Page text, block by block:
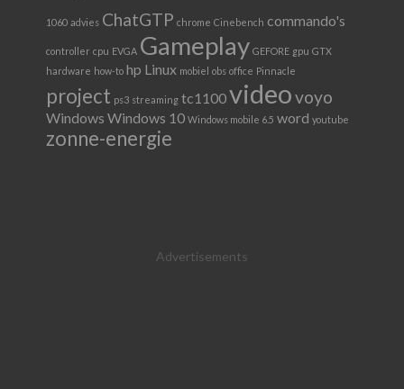
1060 advies ChatGTP chrome Cinebench commando's
controller cpu EVGA Gameplay GEFORE gpu GTX
hardware how-to hp Linux mobiel obs office Pinnacle
project ps3 streaming tc1100videovoyo
Windows Windows 10 Windows mobile 6.5 word youtube
zonne-energie
Advertisements